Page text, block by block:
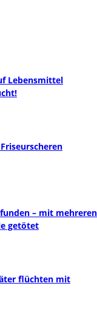
Lebensmittel
– mit mehreren
getötet
flüchten mit